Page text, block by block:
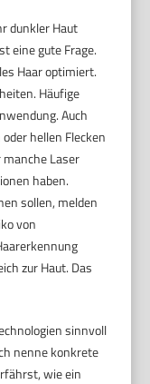
dunkler Haut
eine gute Frage.
Haar optimiert.
Häufige
Auch
hellen Flecken
Laser
haben.
sollen, melden
von
zur Haut. Das
sinnvoll
nenne konkrete
wie ein